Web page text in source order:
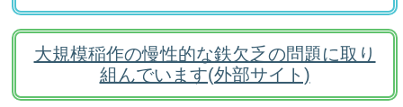
大規模稲作の慢性的な鉄欠乏の問題に取り
組んでいます(外部サイト)